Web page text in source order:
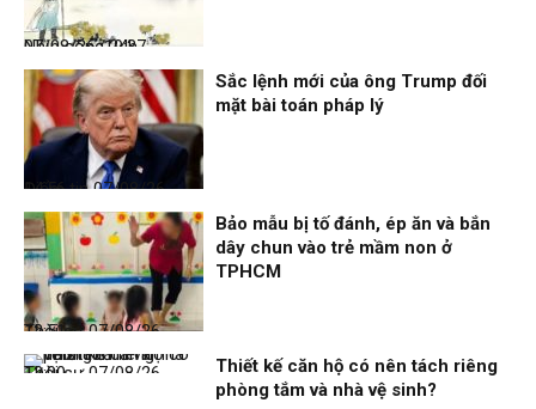
Nhịp sống 24h
07/08/26, 19:37
Điểm tin
07/08/26, 14:56
Sắc lệnh mới của ông Trump đối
mặt bài toán pháp lý
Thời sự
07/08/26, 12:51
Bảo mẫu bị tố đánh, ép ăn và bắn
dây chun vào trẻ mầm non ở
TPHCM
Thời sự
07/08/26, 12:00
Thiết kế căn hộ có nên tách riêng
phòng tắm và nhà vệ sinh?